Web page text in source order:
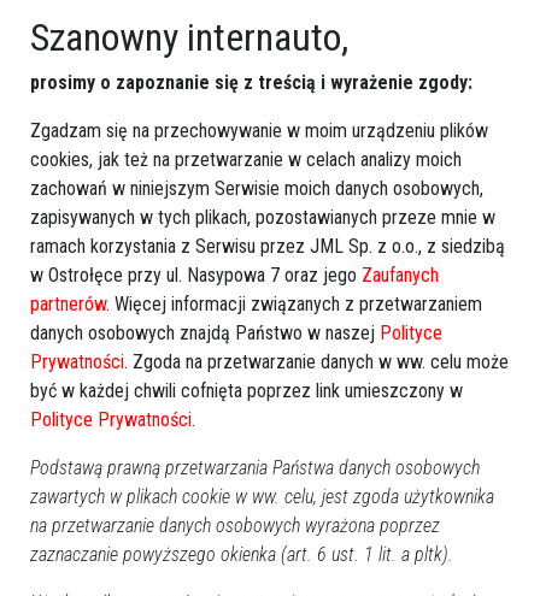
Prod. USA 2026, fantasy/akcja, 120 min
Johnny Cage dołącza do legendarnych wojowników
Szanowny internauto,
prosimy o zapoznanie się z treścią i wyrażenie zgody:
Zgadzam się na przechowywanie w moim urządzeniu plików
cookies, jak też na przetwarzanie w celach analizy moich
zachowań w niniejszym Serwisie moich danych osobowych,
zapisywanych w tych plikach, pozostawianych przeze mnie w
ramach korzystania z Serwisu przez JML Sp. z o.o., z siedzibą
w Ostrołęce przy ul. Nasypowa 7 oraz jego Zaufanych
partnerów. Więcej informacji związanych z przetwarzaniem
danych osobowych znajdą Państwo w naszej Polityce
Prywatności. Zgoda na przetwarzanie danych w ww. celu może
być w każdej chwili cofnięta poprzez link umieszczony w
Polityce Prywatności.
Podstawą prawną przetwarzania Państwa danych osobowych
zawartych w plikach cookie w ww. celu, jest zgoda użytkownika
na przetwarzanie danych osobowych wyrażona poprzez
zaznaczanie powyższego okienka (art. 6 ust. 1 lit. a pltk).